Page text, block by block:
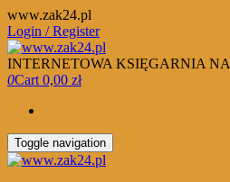
Skip
to
the
content
www.zak24.pl
Login / Register
INTERNETOWA KSIĘGARNIA
0Cart 0,00 zł
Toggle navigation